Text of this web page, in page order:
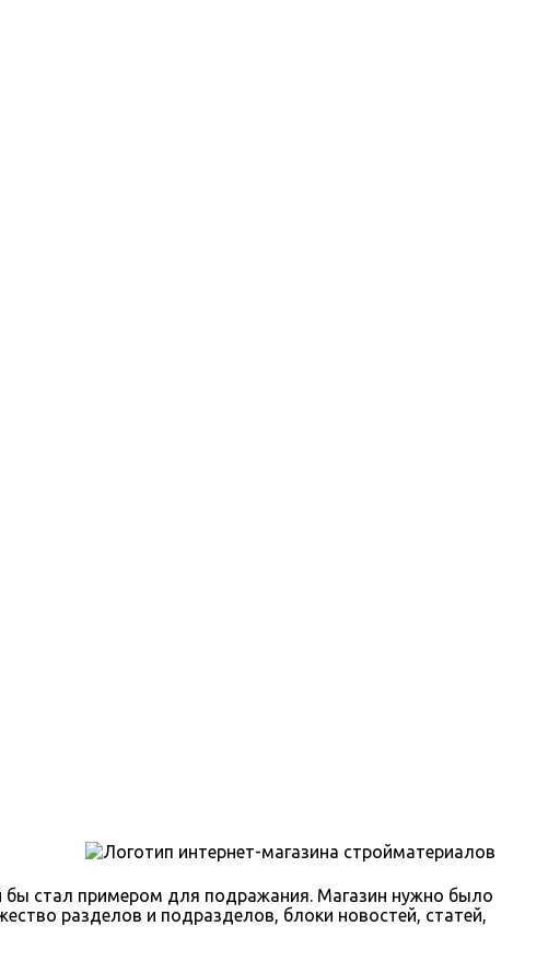
бы стал примером для подражания. Магазин нужно было
разделов и подразделов, блоки новостей, статей,